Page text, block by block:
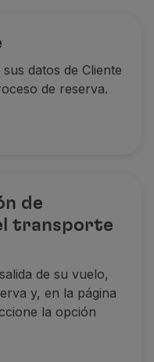
volado (ida o
clientes registrados en
operados por TAP,
realiza por segmento
datos de Cliente
de reserva.
de
transporte
de su vuelo,
y, en la página
la opción